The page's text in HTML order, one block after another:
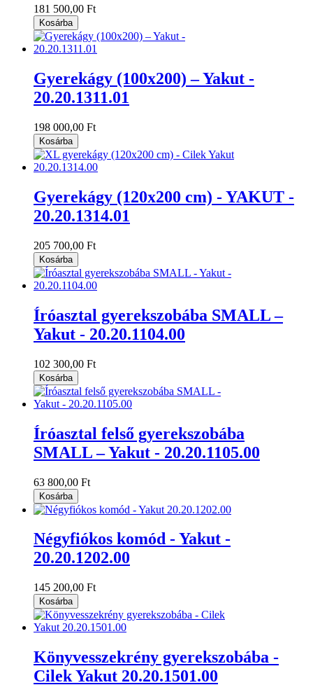
181 500,00 Ft
Kosárba
Gyerekágy (100x200) – Yakut -
20.20.1311.01
198 000,00 Ft
Kosárba
Gyerekágy (120x200 cm) - YAKUT -
20.20.1314.01
205 700,00 Ft
Kosárba
Íróasztal gyerekszobába SMALL –
Yakut - 20.20.1104.00
102 300,00 Ft
Kosárba
Íróasztal felső gyerekszobába
SMALL – Yakut - 20.20.1105.00
63 800,00 Ft
Kosárba
Négyfiókos komód - Yakut -
20.20.1202.00
145 200,00 Ft
Kosárba
Könyvesszekrény gyerekszobába -
Cilek Yakut 20.20.1501.00